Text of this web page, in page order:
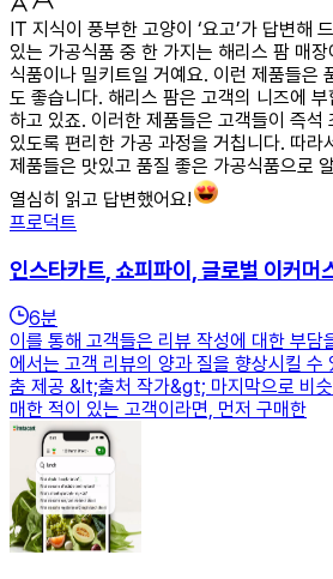
IT 지식이 풍부한 고양이 ‘요고’가 답변해
있는 가공식품 중 한 가지는 해리스 팜 매장
식품이나 밀키트일 거예요. 이런 제품들은
도 좋습니다. 해리스 팜은 고객의 니즈에
하고 있죠. 이러한 제품들은 고객들이 즉석
있도록 편리한 가공 과정을 거칩니다. 따라
제품들은 맛있고 품질 좋은 가공식품으로
열심히 읽고 답변했어요!
프로덕트
인스타카트, 쇼피파이, 글로벌 이커
6분
이를 통해 고객들은 리뷰 작성에 대한 부담
에서는 고객 리뷰의 양과 질을 향상시킬 수
춤 제공 &lt;출처 작가&gt; 마지막으로 비
매한 적이 있는 고객이라면, 먼저 구매한